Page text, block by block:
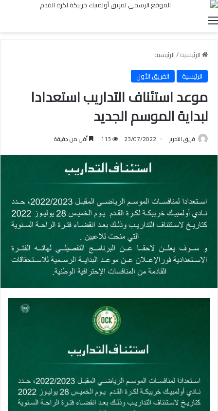
القائمة
الرئيسية/الرئيسية
الرئيسية
الفريق الأول
موعد استئناف التداريب استعدادا
لبداية الموسم الجديد
فريق التحرير 23/07/2022
113 أقل من دقيقة